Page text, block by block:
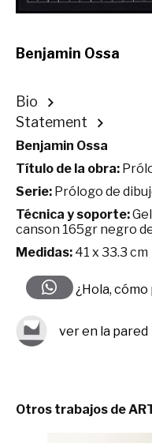
Benjamin Ossa
Bio
Statement
Benjamin Ossa
Título de la obra:
Serie: Prólogo de
Técnica y soporte:
canson 165gr negro
Medidas: 41 x 33.3 cm
¿Hola, cómo
ver en la pared
Otros trabajos de